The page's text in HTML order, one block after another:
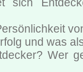
und was
Wer